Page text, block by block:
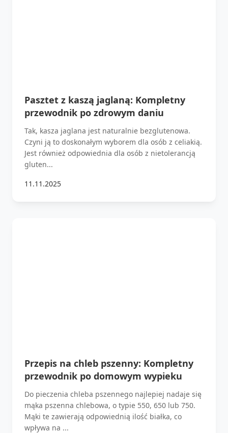
Pasztet z kaszą jaglaną: Kompletny
przewodnik po zdrowym daniu
Tak, kasza jaglana jest naturalnie bezglutenowa.
Czyni ją to doskonałym wyborem dla osób z celiakią.
Jest również odpowiednia dla osób z nietolerancją
gluten...
11.11.2025
Przepis na chleb pszenny: Kompletny
przewodnik po domowym wypieku
Do pieczenia chleba pszennego najlepiej nadaje się
mąka pszenna chlebowa, o typie 550, 650 lub 750.
Mąki te zawierają odpowiednią ilość białka, co
wpływa na ...